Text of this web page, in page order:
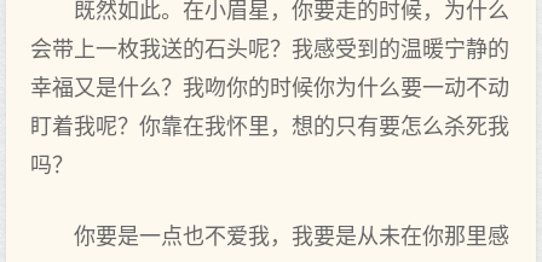
既然如此。在小眉星，你要走的时候，为什么
会带上一枚我送的石头呢？我感受到的温暖宁静的
幸福又是什么？我吻你的时候你为什么要一动不动
盯着我呢？你靠在我怀里，想的只有要怎么杀死我
吗？
你要是一点也不爱我，我要是从未在你那里感